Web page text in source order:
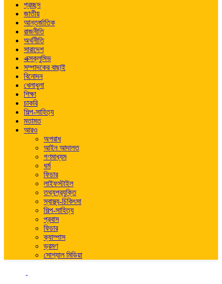
প্রচ্ছদ
জাতীয়
আন্তর্জাতিক
রাজনীতি
অর্থনীতি
সারাদেশ
এক্সক্লুসিভ
সম্পাদকের বাছাই
বিনোদন
খেলাধুলা
শিক্ষা
চাকরি
শিল্প-সাহিত্য
মতামত
আরও
অপরাধ
আইন আদালত
গণমাধ্যম
ধর্ম
ফিচার
লাইফস্টাইল
তথ্যপ্রযুক্তি
স্বাস্থ্য-চিকিৎসা
শিল্প-সাহিত্য
প্রবাস
ফিচার
ক্যাম্পাস
ভ্রমণ
সোশ্যাল মিডিয়া